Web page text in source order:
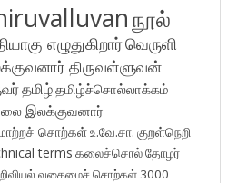
நூல்
எழுதுகிறார்வெருளி
திருவள்ளுவன்
தமிழ்தமிழ்ச்சொல்லாக்கம்
இலக்குவனார்
சொற்கள்உ.வே.சா. குறள்நெறி
terms கலைச்சொல்தோழர்
வகைமைச் சொற்கள் 3000